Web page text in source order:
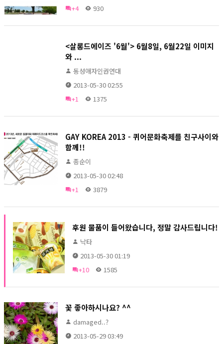
+4 930
<살롱드에이즈 '6월'> 6월8일, 6월22일 이미지
와 ...
동성애자인권연대
2013-05-30 02:55
+1
1375
GAY KOREA 2013 - 퀴어문화축제를 친구사이와
함께!!
종순이
2013-05-30 02:48
+1
3879
후원 물품이 들어왔습니다, 정말 감사드립니다!
낙타
2013-05-30 01:19
+10
1585
꽃 좋아하시나요? ^^
damaged..?
2013-05-29 03:49